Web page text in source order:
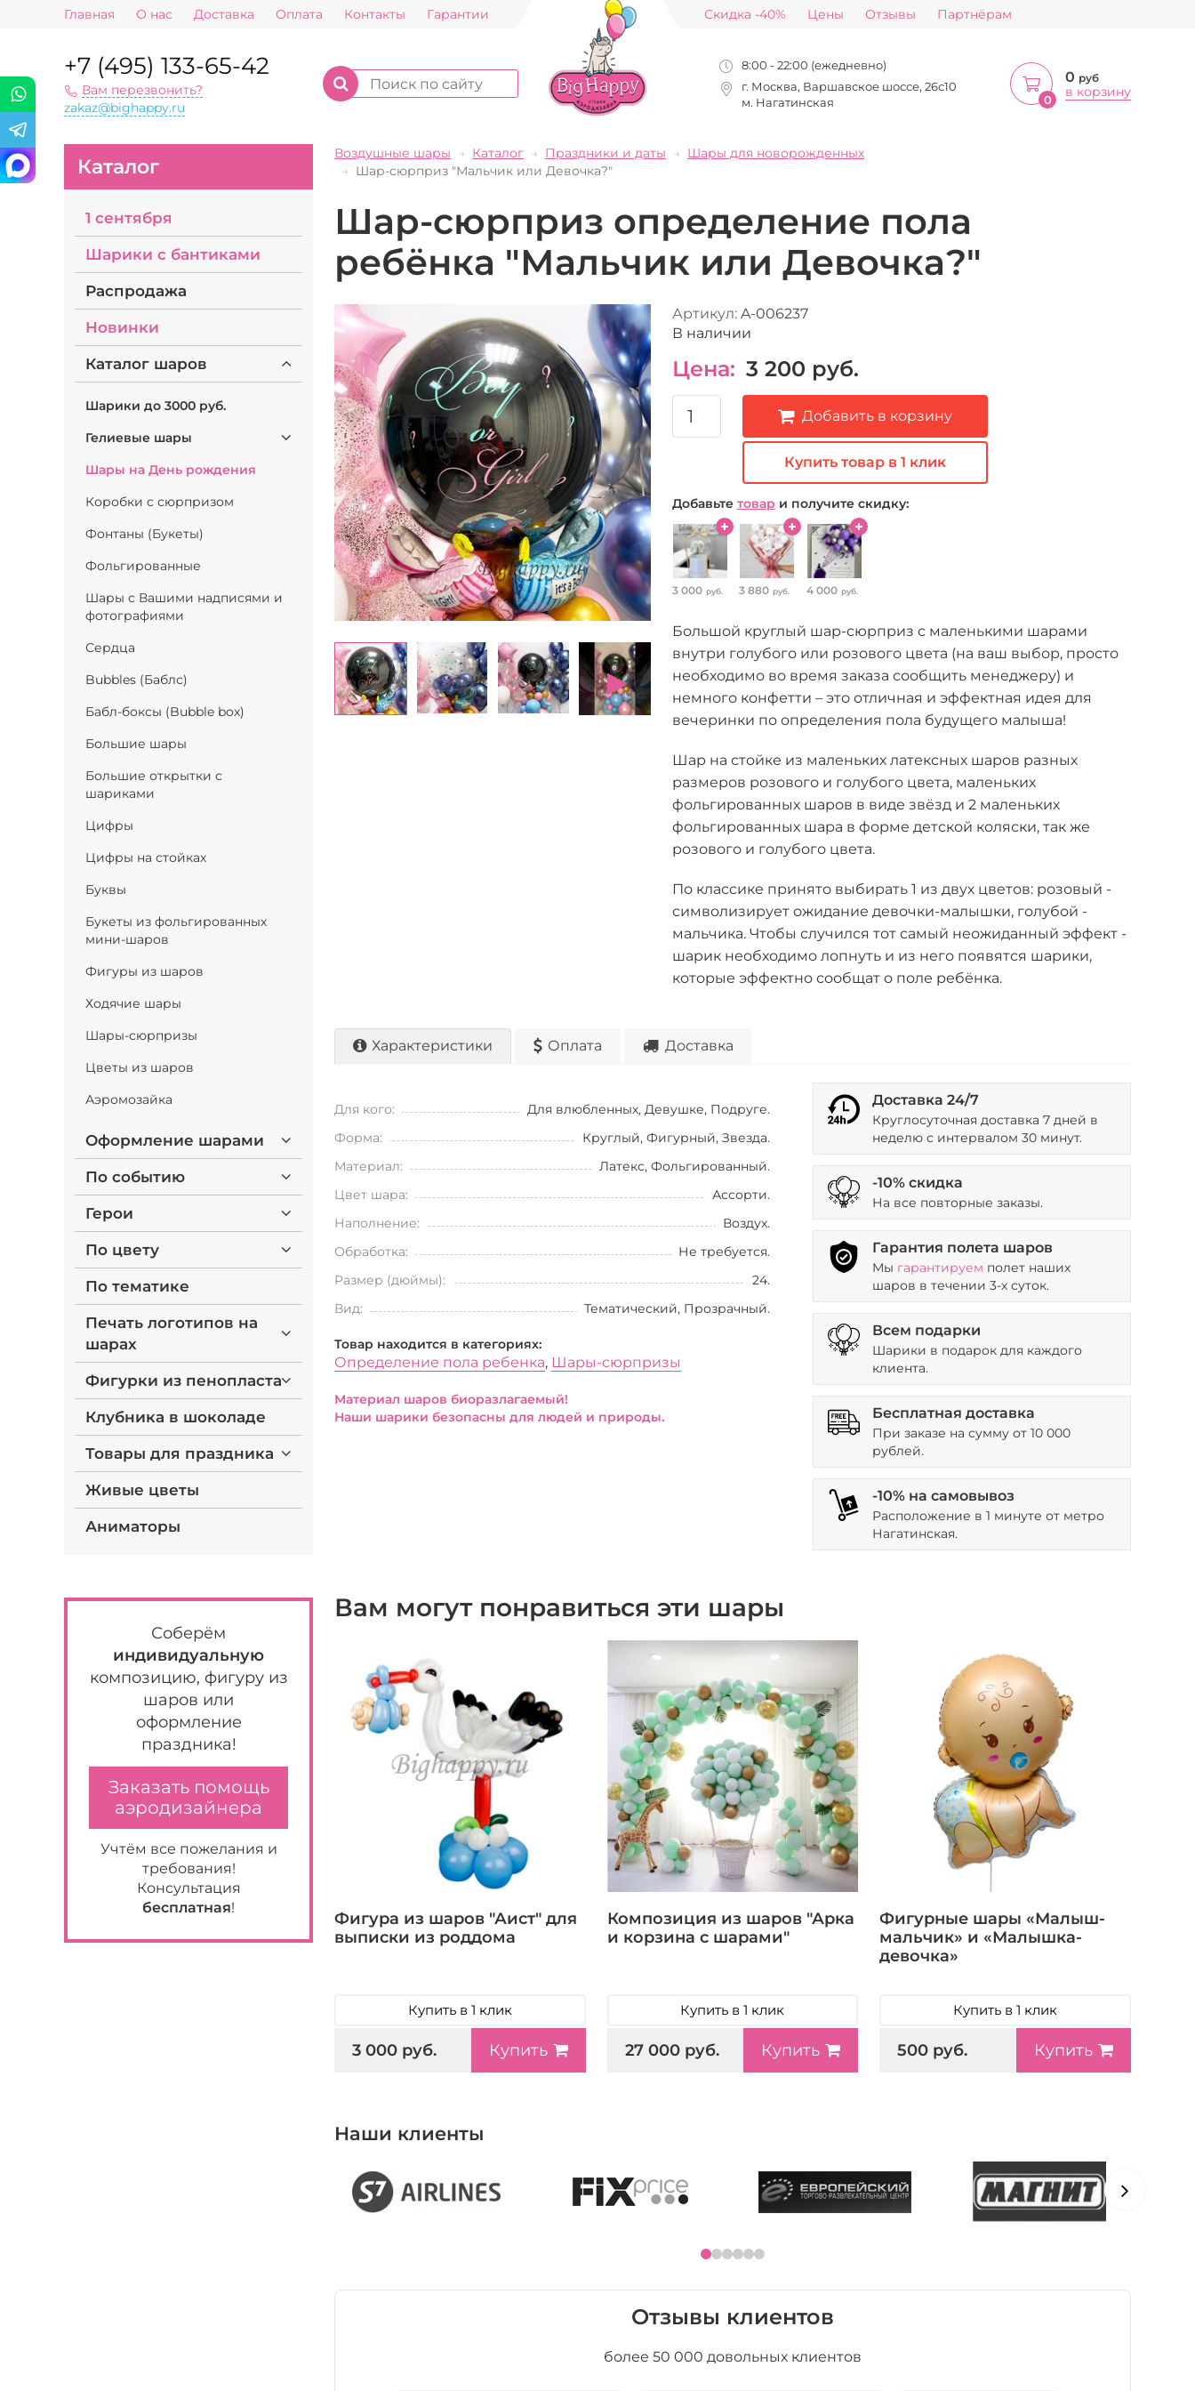
Главная О нас Доставка Оплата Контакты Гарантии Скидка -40% Цены Отзывы Партнёрам
+7 (495) 133-65-42
Вам перезвонить?
zakaz@bighappy.ru
8:00 - 22:00 (ежедневно)
г. Москва, Варшавское шоссе, 26с10
м. Нагатинская
0
0 руб
в корзину
Каталог
1 сентября
Шарики с бантиками
Распродажа
Новинки
Каталог шаров
Шарики до 3000 руб.
Гелиевые шары
Шары на День рождения
Коробки с сюрпризом
Фонтаны (Букеты)
Фольгированные
Шары с Вашими надписями и
фотографиями
Сердца
Bubbles (Баблс)
Бабл-боксы (Bubble box)
Большие шары
Большие открытки с
шариками
Цифры
Цифры на стойках
Буквы
Букеты из фольгированных
мини-шаров
Фигуры из шаров
Ходячие шары
Шары-сюрпризы
Цветы из шаров
Аэромозайка
Оформление шарами
По событию
Герои
По цвету
По тематике
Печать логотипов на
шарах
Фигурки из пенопласта
Клубника в шоколаде
Товары для праздника
Живые цветы
Аниматоры
Соберём
индивидуальную
композицию, фигуру из
шаров или
оформление
праздника!
Заказать помощь
аэродизайнера
Учтём все пожелания и
требования!
Консультация
бесплатная!
Воздушные шары Каталог Праздники и даты
Шары для новорожденных
Шар-сюрприз "Мальчик или Девочка?"
Шар-сюрприз определение пола
ребёнка "Мальчик или Девочка?"
Артикул: A-006237
В наличии
Цена: 3 200 руб.
Добавить в корзину
Купить товар в 1 клик
Добавьте товар и получите скидку:
3 000 руб. 3 880 руб. 4 000 руб.
Большой круглый шар-сюрприз с маленькими шарами
внутри голубого или розового цвета (на ваш выбор, просто
необходимо во время заказа сообщить менеджеру) и
немного конфетти – это отличная и эффектная идея для
вечеринки по определения пола будущего малыша!
Шар на стойке из маленьких латексных шаров разных
размеров розового и голубого цвета, маленьких
фольгированных шаров в виде звёзд и 2 маленьких
фольгированных шара в форме детской коляски, так же
розового и голубого цвета.
По классике принято выбирать 1 из двух цветов: розовый -
символизирует ожидание девочки-малышки, голубой -
мальчика. Чтобы случился тот самый неожиданный эффект -
шарик необходимо лопнуть и из него появятся шарики,
которые эффектно сообщат о поле ребёнка.
Характеристики Оплата Доставка
Для кого:
Для влюбленных, Девушке, Подруге.
Форма:
Круглый, Фигурный, Звезда.
Материал:
Латекс, Фольгированный.
Цвет шара:
Ассорти.
Наполнение:
Воздух.
Обработка:
Не требуется.
Размер (дюймы):
24.
Вид:
Тематический, Прозрачный.
Товар находится в категориях:
Определение пола ребенка, Шары-сюрпризы
Материал шаров биоразлагаемый!
Наши шарики безопасны для людей и природы.
Доставка 24/7
Круглосуточная доставка 7 дней в
неделю с интервалом 30 минут.
-10% скидка
На все повторные заказы.
Гарантия полета шаров
Мы гарантируем полет наших
шаров в течении 3-х суток.
Всем подарки
Шарики в подарок для каждого
клиента.
Бесплатная доставка
При заказе на сумму от 10 000
рублей.
-10% на самовывоз
Расположение в 1 минуте от метро
Нагатинская.
Вам могут понравиться эти шары
Фигура из шаров "Аист" для
выписки из роддома
Купить в 1 клик
3 000 руб. Купить
Композиция из шаров "Арка
и корзина с шарами"
Купить в 1 клик
27 000 руб. Купить
Фигурные шары «Малыш-
мальчик» и «Малышка-
девочка»
Купить в 1 клик
500 руб. Купить
Наши клиенты
Отзывы клиентов
более 50 000 довольных клиентов